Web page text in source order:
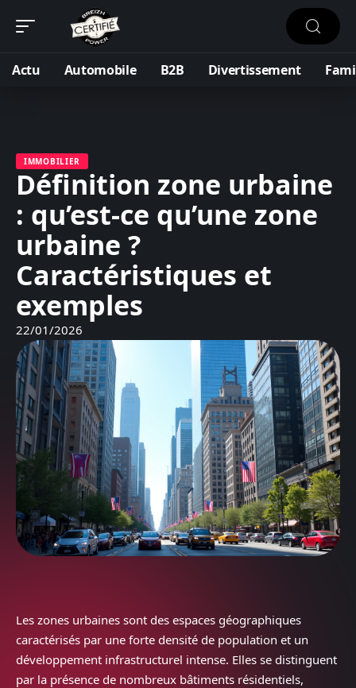
Actu Automobile B2B Divertissement
IMMOBILIER
Définition zone urbaine
: qu’est-ce qu’une zone
urbaine ?
Caractéristiques et
exemples
22/01/2026
Les zones urbaines sont des espaces géographiques
caractérisés par une forte densité de population et un
développement infrastructurel intense. Elles se distinguent
par la présence de nombreux bâtiments résidentiels,